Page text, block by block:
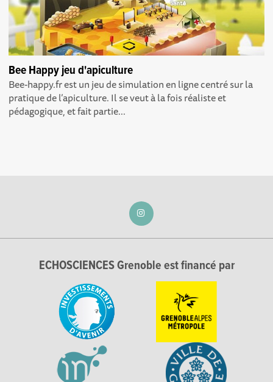
Bee Happy jeu d'apiculture
Bee-happy.fr est un jeu de simulation en ligne centré sur la
pratique de l’apiculture. Il se veut à la fois réaliste et
pédagogique, et fait partie...
ECHOSCIENCES Grenoble est financé par